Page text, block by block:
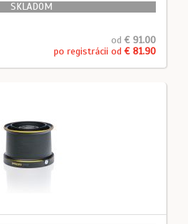
SKLADOM
od € 91.00
po registrácii od € 81.90